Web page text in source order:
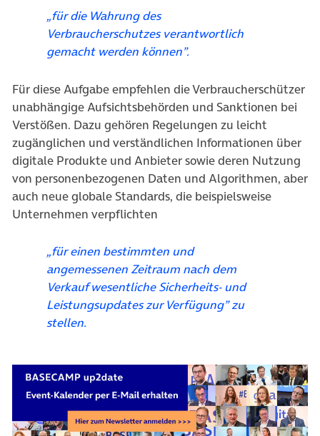
„für die Wahrung des
Verbraucherschutzes verantwortlich
gemacht werden können”.
Für diese Aufgabe empfehlen die Verbraucherschützer
unabhängige Aufsichtsbehörden und Sanktionen bei
Verstößen. Dazu gehören Regelungen zu leicht
zugänglichen und verständlichen Informationen über
digitale Produkte und Anbieter sowie deren Nutzung
von personenbezogenen Daten und Algorithmen, aber
auch neue globale Standards, die beispielsweise
Unternehmen verpflichten
„für einen bestimmten und
angemessenen Zeitraum nach dem
Verkauf wesentliche Sicherheits- und
Leistungsupdates zur Verfügung” zu
stellen.